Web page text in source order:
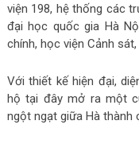
viện 198, hệ thống các
đại học quốc gia Hà
chính, học viện Cảnh
Với thiết kế hiện đại,
hộ tại đây mở ra một
ngột ngạt giữa Hà thành